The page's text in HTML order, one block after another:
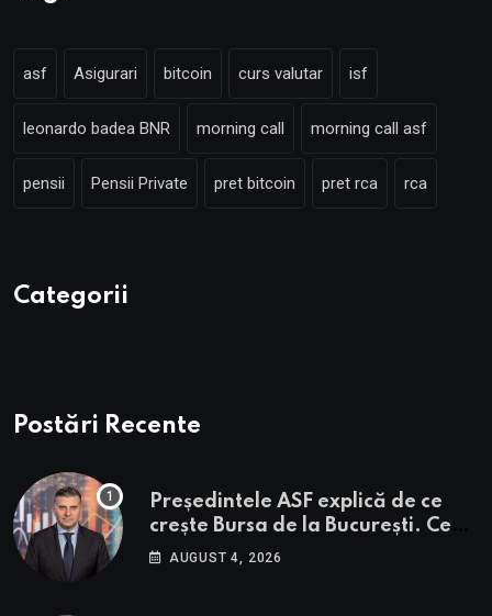
asf Asigurari bitcoin curs valutar isf
leonardo badea BNR morning call morning call asf
pensii Pensii Private pret bitcoin pret rca rca
Categorii
Postări Recente
Președintele ASF explică de ce
crește Bursa de la București. Ce
urmează pentru BVB potrivit lui
AUGUST 4, 2026